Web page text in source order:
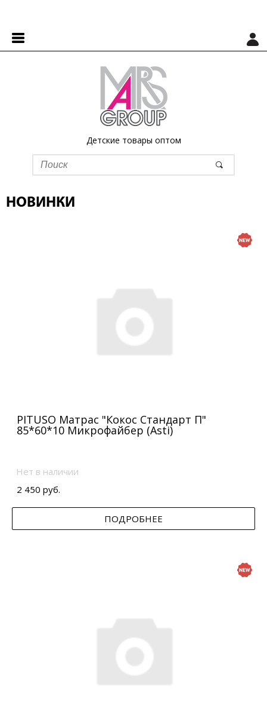
Детские товары оптом
НОВИНКИ
PITUSO Матрас "Кокос Стандарт П"
85*60*10 Микрофайбер (Asti)
Нет в наличии
2 450 руб.
ПОДРОБНЕЕ